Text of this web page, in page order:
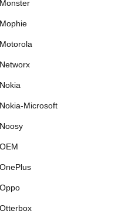
Monster
Mophie
Motorola
Networx
Nokia
Nokia-Microsoft
Noosy
OEM
OnePlus
Oppo
Otterbox